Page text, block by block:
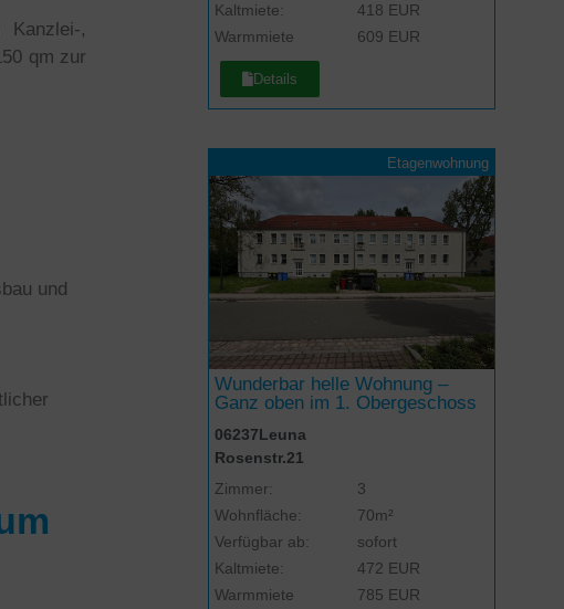
,
qm zur
und
Kaltmiete:
418 EUR
Warmmiete
609 EUR
Details
Etagenwohnung
Wunderbar helle Wohnung –
Ganz oben im 1. Obergeschoss
06237Leuna
Rosenstr.21
Zimmer:
3
Wohnfläche:
70m²
Verfügbar ab:
sofort
Kaltmiete:
472 EUR
Warmmiete
785 EUR